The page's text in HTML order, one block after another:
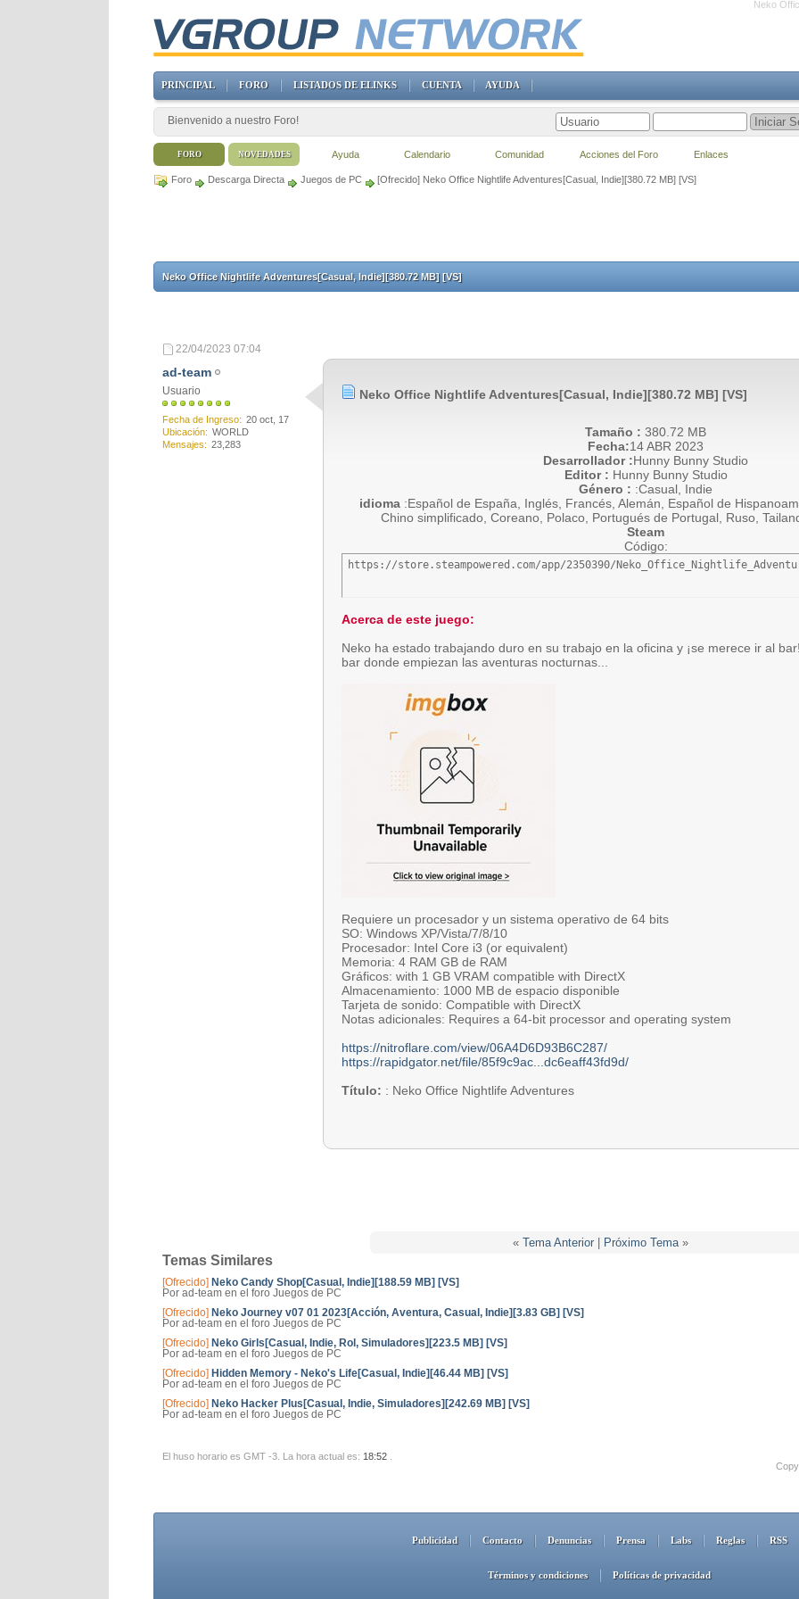
Neko
Foro Descarga Directa Juegos de PC [Ofrecido] Neko Office Nightlife Adventures[Casual, Indie][380.72 MB] [VS]
Neko Office Nightlife Adventures[Casual, Indie][380.72 MB] [VS]
22/04/2023 07:04
ad-team
Usuario
Fecha de Ingreso
20 oct, 17
Ubicación
WORLD
Mensajes
23,283
Neko Office Nightlife Adventures[Casual, Indie][380.72 MB] [VS]
Tamaño : 380.72 MB
Fecha:14 ABR 2023
Desarrollador :Hunny Bunny Studio
Editor : Hunny Bunny Studio
Género : :Casual, Indie
idioma :Español de España, Inglés, Francés, Alemán, Español de
Chino simplificado, Coreano, Polaco, Portugués de Portugal, Ruso,
Steam
Código:
https://store.steampowered.com/app/2350390/
Acerca de este juego:
Neko ha estado trabajando duro en su trabajo en la oficina y ¡se merece ir al
bar donde empiezan las aventuras nocturnas...
Requiere un procesador y un sistema operativo de 64 bits
SO: Windows XP/Vista/7/8/10
Procesador: Intel Core i3 (or equivalent)
Memoria: 4 RAM GB de RAM
Gráficos: with 1 GB VRAM compatible with DirectX
Almacenamiento: 1000 MB de espacio disponible
Tarjeta de sonido: Compatible with DirectX
Notas adicionales: Requires a 64-bit processor and operating system
https://nitroflare.com/view/06A4D6D93B6C287/
https://rapidgator.net/file/85f9c9ac...dc6eaff43fd9d/
Título: : Neko Office Nightlife Adventures
« Tema Anterior| Próximo Tema »
Temas Similares
[Ofrecido] Neko Candy Shop[Casual, Indie][188.59 MB] [VS]
Por ad-team en el foro Juegos de PC
[Ofrecido] Neko Journey v07 01 2023[Acción, Aventura, Casual, Indie][3.83 GB] [VS]
Por ad-team en el foro Juegos de PC
[Ofrecido] Neko Girls[Casual, Indie, Rol, Simuladores][223.5 MB] [VS]
Por ad-team en el foro Juegos de PC
[Ofrecido] Hidden Memory - Neko's Life[Casual, Indie][46.44 MB] [VS]
Por ad-team en el foro Juegos de PC
[Ofrecido] Neko Hacker Plus[Casual, Indie, Simuladores][242.69 MB] [VS]
Por ad-team en el foro Juegos de PC
El huso horario es GMT -3. La hora actual es: 18:52
Publicidad Contacto Denuncias Prensa Labs Reglas RSS
Términos y condiciones Políticas de privacidad
PRINCIPAL FORO LISTADOS DE ELINKS CUENTA AYUDA
Bienvenido a nuestro Foro!
FORO Ayuda Calendario Comunidad Acciones del Foro Enlaces
NOVEDADES